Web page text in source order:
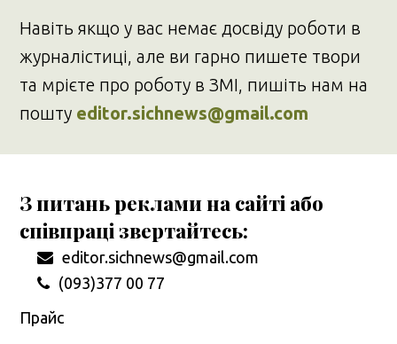
Навіть якщо у вас немає досвіду роботи в
журналістиці, але ви гарно пишете твори
та мрієте про роботу в ЗМІ, пишіть нам на
пошту editor.sichnews@gmail.com
З питань реклами на сайті або
співпраці звертайтесь:
editor.sichnews@gmail.com
(093)377 00 77
Прайс